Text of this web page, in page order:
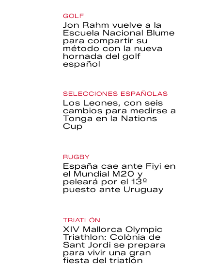
GOLF
Jon Rahm vuelve a la
Escuela Nacional Blume
para compartir su
método con la nueva
hornada del golf
español
SELECCIONES ESPAÑOLAS
Los Leones, con seis
cambios para medirse a
Tonga en la Nations
Cup
RUGBY
España cae ante Fiyi en
el Mundial M20 y
peleará por el 13º
puesto ante Uruguay
TRIATLÓN
XIV Mallorca Olympic
Triathlon: Colònia de
Sant Jordi se prepara
para vivir una gran
fiesta del triatlón